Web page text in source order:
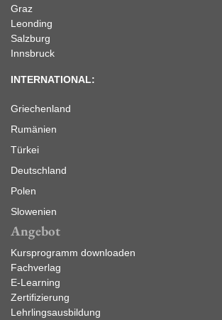
Graz
Leonding
Salzburg
Innsbruck
INTERNATIONAL:
Griechenland
Rumänien
Türkei
Deutschland
Polen
Slowenien
Angebot
Kursprogramm downloaden
Fachverlag
E-Learning
Zertifizierung
Lehrlingsausbildung